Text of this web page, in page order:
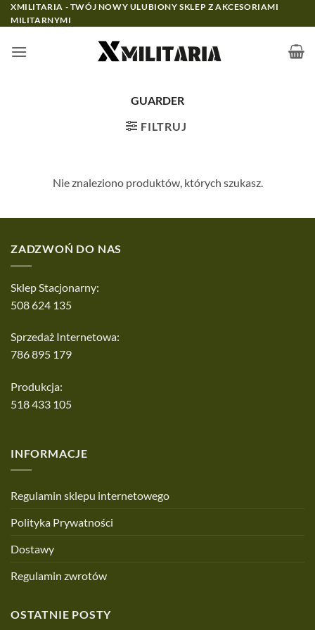
Przewiń
do
XMILITARIA - TWÓJ NOWY ULUBIONY SKLEP Z AKCESORIAMI
MILITARNYMI
GUARDER
FILTRUJ
Nie znaleziono produktów, których szukasz.
ZADZWOŃ DO NAS
Sklep Stacjonarny:
508 624 135
Sprzedaż Internetowa:
786 895 179
Produkcja:
518 433 105
INFORMACJE
Regulamin sklepu internetowego
Polityka Prywatności
Dostawy
Regulamin zwrotów
OSTATNIE POSTY